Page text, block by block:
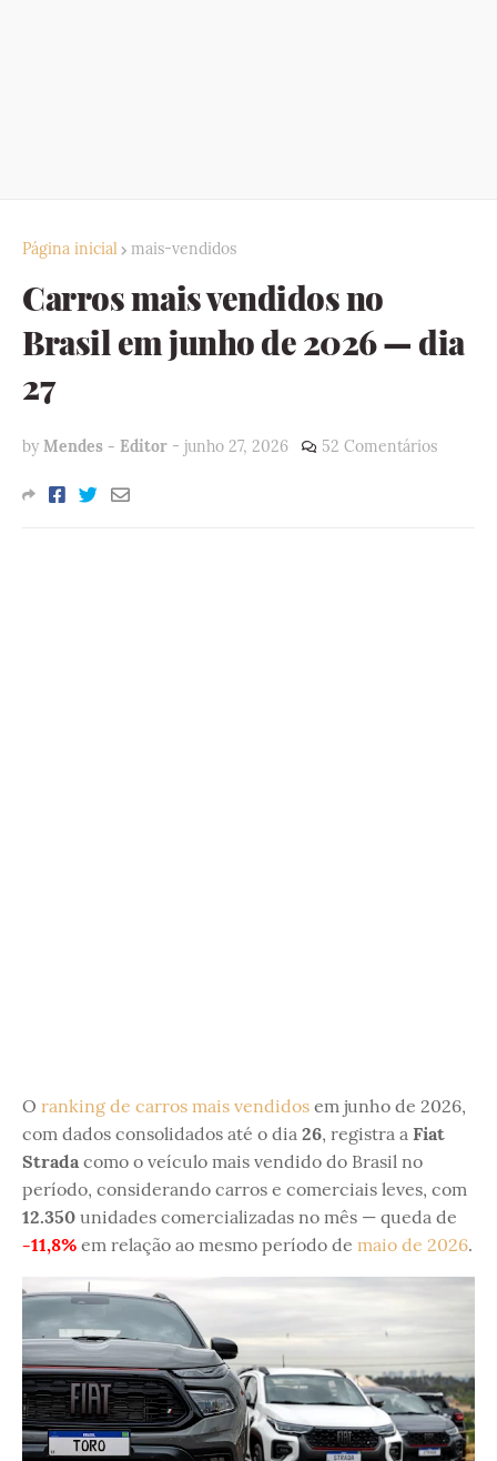
Página inicial mais-vendidos
Carros mais vendidos no
Brasil em junho de 2026 — dia
27
by Mendes - Editor - junho 27, 2026 52 Comentários
O ranking de carros mais vendidos em junho de 2026,
com dados consolidados até o dia 26, registra a Fiat
Strada como o veículo mais vendido do Brasil no
período, considerando carros e comerciais leves, com
12.350 unidades comercializadas no mês — queda de
-11,8% em relação ao mesmo período de maio de 2026.